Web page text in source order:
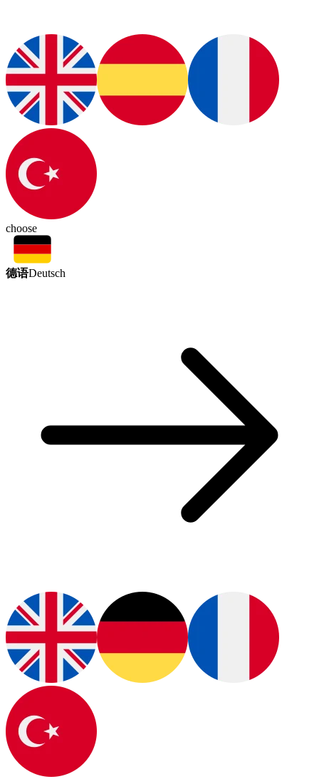
choose
德语Deutsch